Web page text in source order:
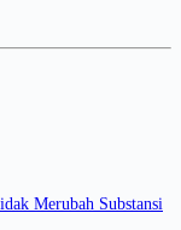
Merubah Substansi